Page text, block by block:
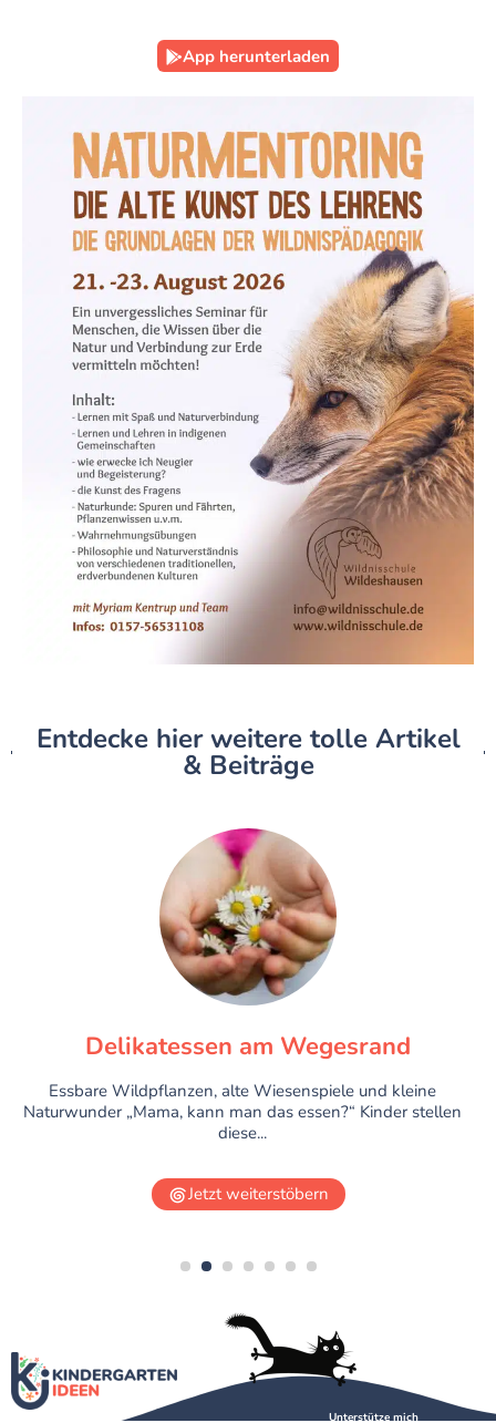
App herunterladen
Entdecke hier weitere tolle Artikel
& Beiträge
Delikatessen am Wegesrand
Essbare Wildpflanzen, alte Wiesenspiele und kleine
Naturwunder „Mama, kann man das essen?“ Kinder stellen
diese...
Jetzt weiterstöbern
4 5 6 7
Unterstütze mich